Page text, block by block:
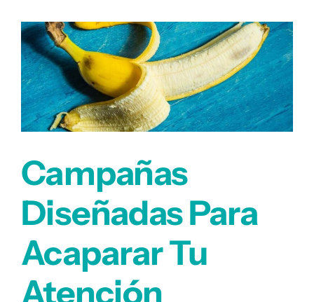
marcas
y
conversión
de
ventas
Campañas
Diseñadas Para
Acaparar Tu
Atención